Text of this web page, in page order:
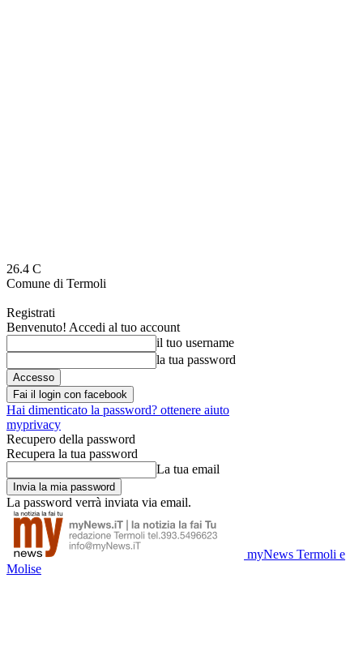
26.4 C
Comune di Termoli
Registrati
Benvenuto! Accedi al tuo account
il tuo username
la tua password
Fai il login con facebook
Hai dimenticato la password? ottenere aiuto
myprivacy
Recupero della password
Recupera la tua password
La tua email
La password verrà inviata via email.
myNews Termoli e
Molise